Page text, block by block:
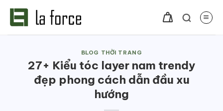
BLOG THỜI TRANG
27+ Kiểu tóc layer nam trendy
đẹp phong cách dẫn đầu xu
hướng